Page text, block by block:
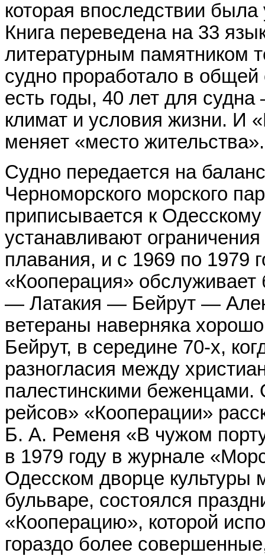
которая впоследствии
Книга переведена на 33
литературным памятником
судно проработало в
есть годы, 40 лет для
климат и условия жизни. И
меняет «место жительства».
Судно передается на баланс
Черноморского морского
приписывается к
устанавливают
плавания, и с 1969 по 1979
«Кооперация»
— Латакия — Бейрут —
ветераны наверняка
Бейрут, в середине 70-х,
разногласия между
палестинскими беженцами.
рейсов» «Кооперации»
Б. А. Ременя «В чужом
в 1979 году в журнале
Одесском дворце культуры
бульваре, состоялся
«Кооперацию», которой
гораздо более